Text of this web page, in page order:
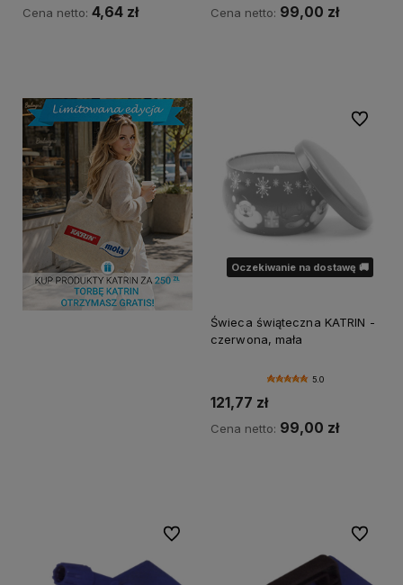
Cena netto: 4,64 zł Cena netto: 99,00 zł
Oczekiwanie na dostawę 🚚
Świeca świąteczna KATRIN -
czerwona, mała
5.0
121,77 zł
Cena netto: 99,00 zł
Do
Do ulubionych Do